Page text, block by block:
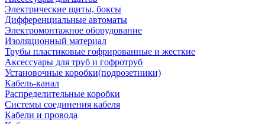
Электрические щиты, боксы
Дифференциальные автоматы
Электромонтажное оборудование
Изоляционный материал
Трубы пластиковые гофрированные и жесткие
Аксессуары для труб и гофротруб
Установочные коробки(подрозетники)
Кабель-канал
Распределительные коробки
Системы соединения кабеля
Кабели и провода